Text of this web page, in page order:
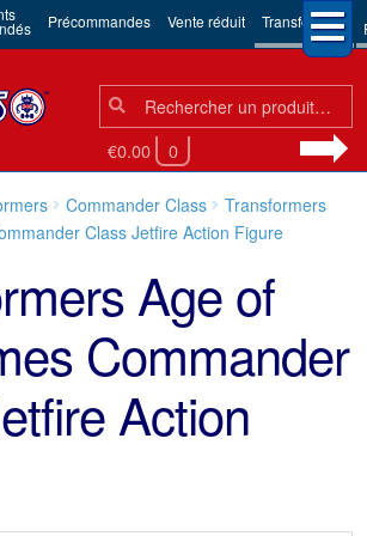
Précommandes Vente réduit Transformers
Chercher:
Chercher
€0.00 0
Commander Class
Transformers
Class Jetfire Action Figure
Age of
Commander
Action